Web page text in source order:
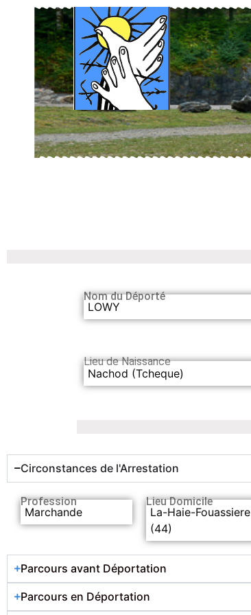
Nom du Déporté
LOWY
Lieu de Naissance
Nachod (Tcheque)
Circonstances de l'Arrestation
Profession
Marchande
Lieu Domicile
La-Haie-Fouassiere
(44)
Parcours avant Déportation
Parcours en Déportation